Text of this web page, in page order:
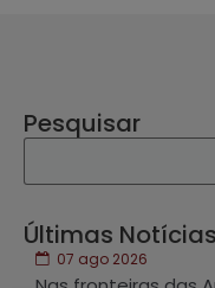
Pesquisar
Últimas Notícias
07 ago 2026